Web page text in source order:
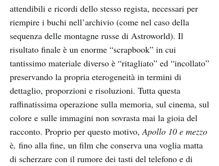
attendibili e ricordi dello stesso regista, necessari per
riempire i buchi nell’archivio (come nel caso della
sequenza delle montagne russe di Astroworld). Il
risultato finale è un enorme “scrapbook” in cui
tantissimo materiale diverso è “ritagliato” ed “incollato”
preservando la propria eterogeneità in termini di
dettaglio, proporzioni e risoluzioni. Tutta questa
raffinatissima operazione sulla memoria, sul cinema, sul
colore e sulle immagini non sovrasta mai la gioia del
racconto. Proprio per questo motivo,Apollo 10 e mezzo
è, fino alla fine, un film che conserva una voglia matta
di scherzare con il rumore dei tasti del telefono e di